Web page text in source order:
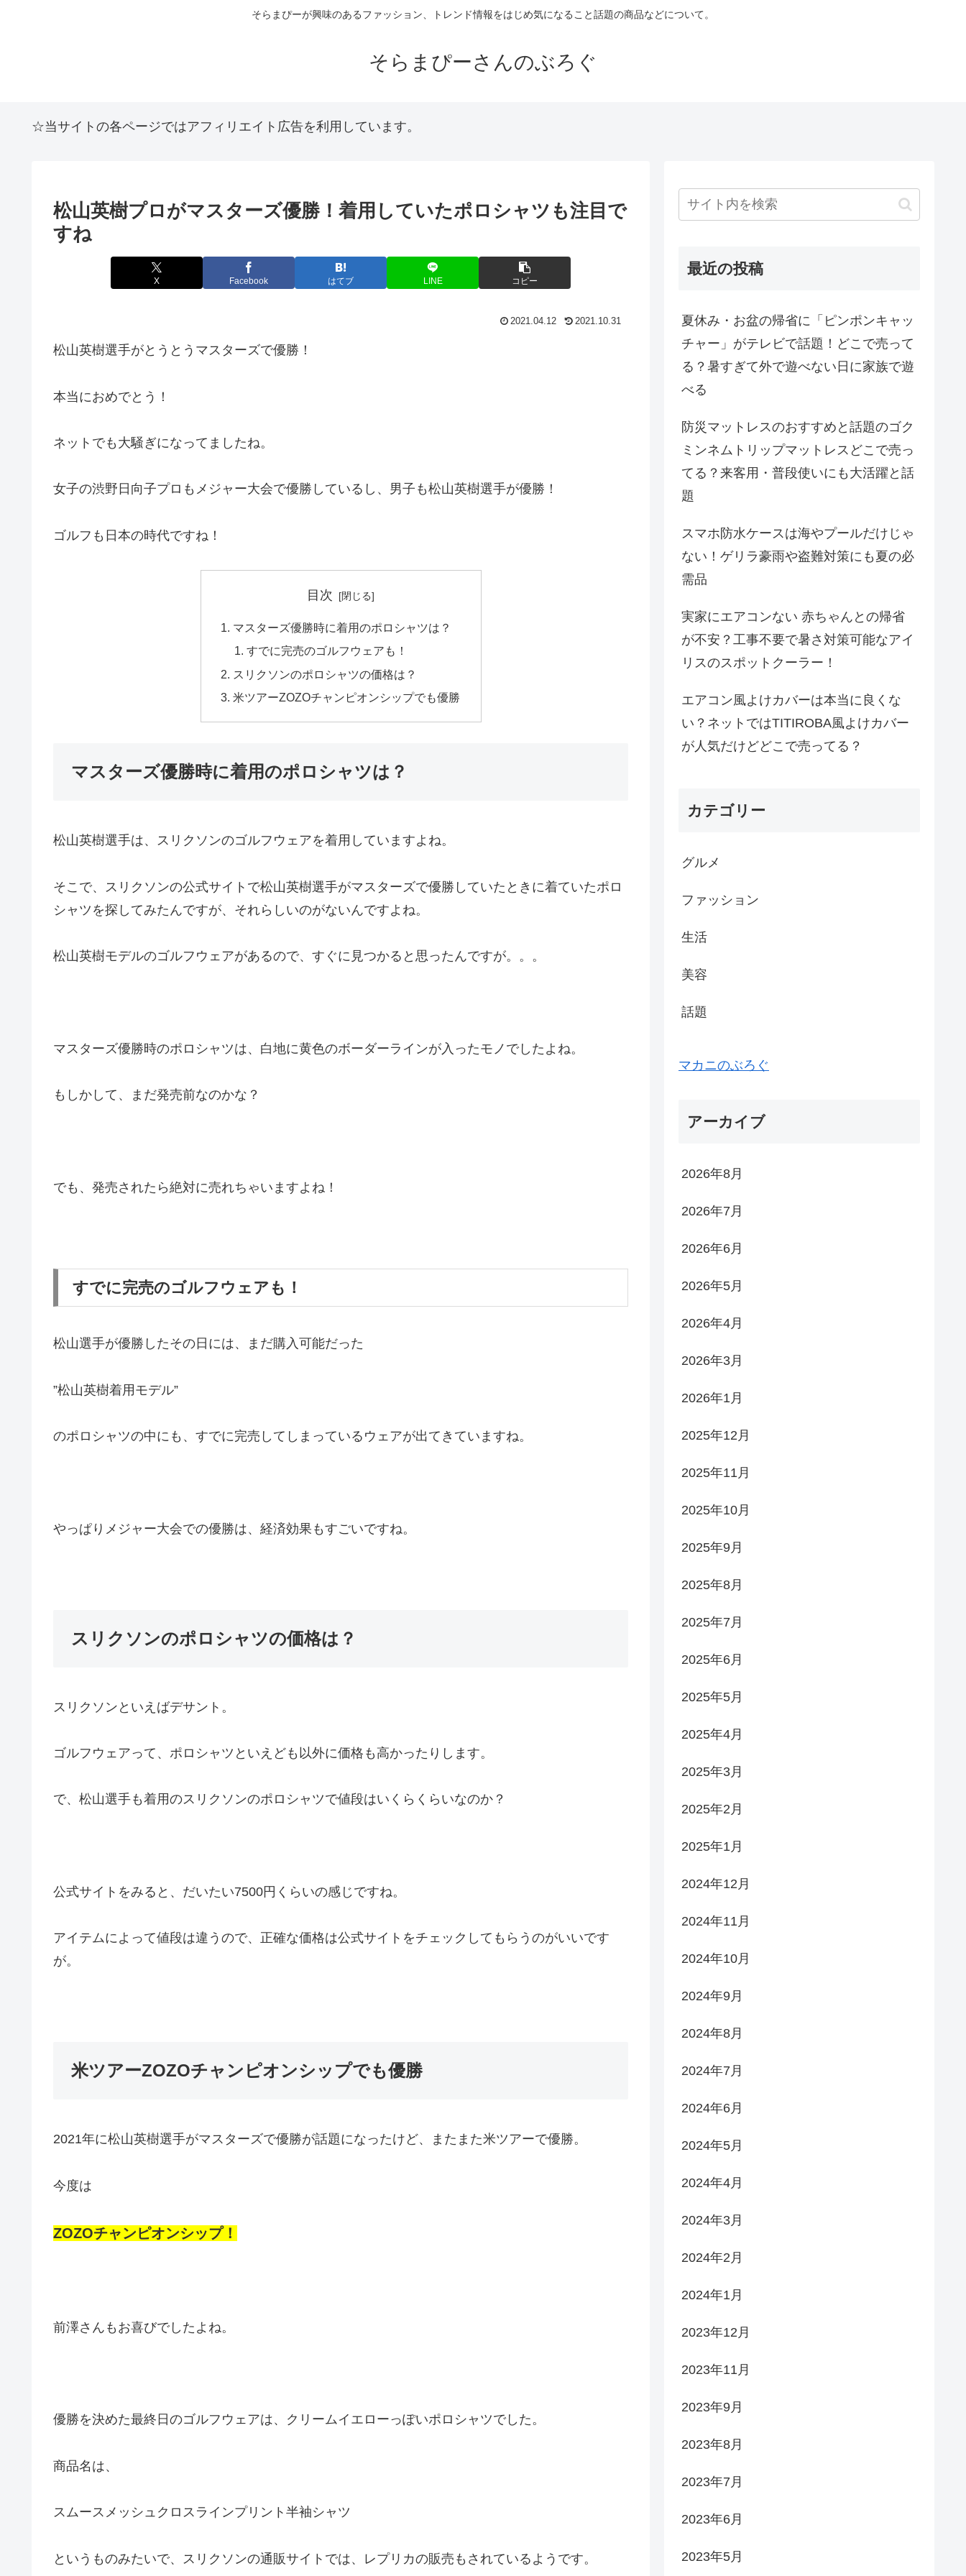
そらまぴーが興味のあるファッション、トレンド情報をはじめ気になること話題の商品などについて。
そらまぴーさんのぶろぐ
☆当サイトの各ページではアフィリエイト広告を利用しています。
松山英樹プロがマスターズ優勝！着用していたポロシャツも注目で
すね
X Facebook はてブ LINE コピー
2021.04.12 2021.10.31
松山英樹選手がとうとうマスターズで優勝！
本当におめでとう！
ネットでも大騒ぎになってましたね。
女子の渋野日向子プロもメジャー大会で優勝しているし、男子も松山英樹選手が優勝！
ゴルフも日本の時代ですね！
目次
マスターズ優勝時に着用のポロシャツは？
すでに完売のゴルフウェアも！
スリクソンのポロシャツの価格は？
米ツアーZOZOチャンピオンシップでも優勝
マスターズ優勝時に着用のポロシャツは？
松山英樹選手は、スリクソンのゴルフウェアを着用していますよね。
そこで、スリクソンの公式サイトで松山英樹選手がマスターズで優勝していたときに着ていたポロ
シャツを探してみたんですが、それらしいのがないんですよね。
松山英樹モデルのゴルフウェアがあるので、すぐに見つかると思ったんですが。。。
マスターズ優勝時のポロシャツは、白地に黄色のボーダーラインが入ったモノでしたよね。
もしかして、まだ発売前なのかな？
でも、発売されたら絶対に売れちゃいますよね！
すでに完売のゴルフウェアも！
松山選手が優勝したその日には、まだ購入可能だった
”松山英樹着用モデル”
のポロシャツの中にも、すでに完売してしまっているウェアが出てきていますね。
やっぱりメジャー大会での優勝は、経済効果もすごいですね。
スリクソンのポロシャツの価格は？
スリクソンといえばデサント。
ゴルフウェアって、ポロシャツといえども以外に価格も高かったりします。
で、松山選手も着用のスリクソンのポロシャツで値段はいくらくらいなのか？
公式サイトをみると、だいたい7500円くらいの感じですね。
アイテムによって値段は違うので、正確な価格は公式サイトをチェックしてもらうのがいいです
が。
米ツアーZOZOチャンピオンシップでも優勝
2021年に松山英樹選手がマスターズで優勝が話題になったけど、またまた米ツアーで優勝。
今度は
ZOZOチャンピオンシップ！
前澤さんもお喜びでしたよね。
優勝を決めた最終日のゴルフウェアは、クリームイエローっぽいポロシャツでした。
商品名は、
スムースメッシュクロスラインプリント半袖シャツ
というものみたいで、スリクソンの通販サイトでは、レプリカの販売もされているようです。
最近の投稿
夏休み・お盆の帰省に「ピンポンキャッ
チャー」がテレビで話題！どこで売って
る？暑すぎて外で遊べない日に家族で遊
べる
防災マットレスのおすすめと話題のゴク
ミンネムトリップマットレスどこで売っ
てる？来客用・普段使いにも大活躍と話
題
スマホ防水ケースは海やプールだけじゃ
ない！ゲリラ豪雨や盗難対策にも夏の必
需品
実家にエアコンない 赤ちゃんとの帰省
が不安？工事不要で暑さ対策可能なアイ
リスのスポットクーラー！
エアコン風よけカバーは本当に良くな
い？ネットではTITIROBA風よけカバー
が人気だけどどこで売ってる？
カテゴリー
グルメ
ファッション
生活
美容
話題
マカニのぶろぐ
アーカイブ
2026年8月
2026年7月
2026年6月
2026年5月
2026年4月
2026年3月
2026年1月
2025年12月
2025年11月
2025年10月
2025年9月
2025年8月
2025年7月
2025年6月
2025年5月
2025年4月
2025年3月
2025年2月
2025年1月
2024年12月
2024年11月
2024年10月
2024年9月
2024年8月
2024年7月
2024年6月
2024年5月
2024年4月
2024年3月
2024年2月
2024年1月
2023年12月
2023年11月
2023年9月
2023年8月
2023年7月
2023年6月
2023年5月